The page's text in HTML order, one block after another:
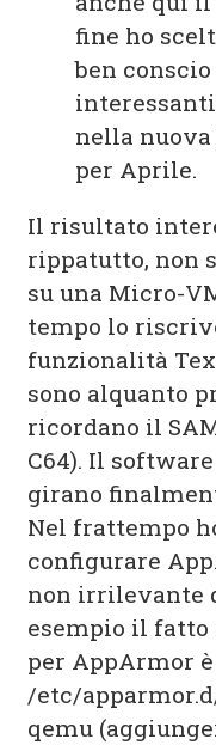
fine ho
ben
nella
per Aprile.
Il risultato
rippatutto, non
su una Micro-
tempo lo
funzionalità
sono alquanto
ricordano il
C64). Il
girano
Nel frattempo
configurare
non irrilevante
esempio il
per AppArmor è
/etc/
qemu